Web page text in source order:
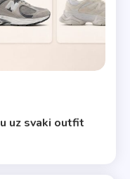
uz svaki outfit